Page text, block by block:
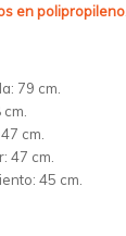
en polipropileno.
79 cm.
cm.
47 cm.
45 cm.